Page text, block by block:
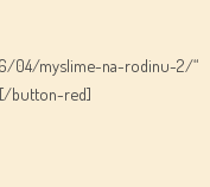
04/myslime-na-rodinu-2/“
button-red]